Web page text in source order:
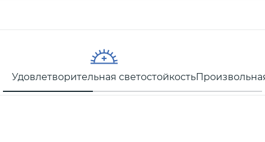
Удовлетворительная светостойкость